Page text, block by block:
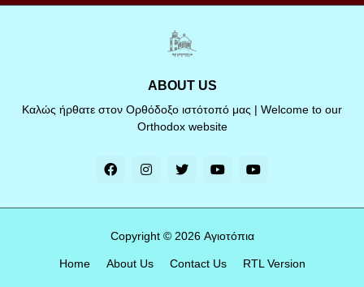
ABOUT US
Καλώς ήρθατε στον Ορθόδοξο ιστότοπό μας | Welcome to our
Orthodox website
Copyright © 2026 Αγιοτόπια
Home About Us Contact Us RTL Version